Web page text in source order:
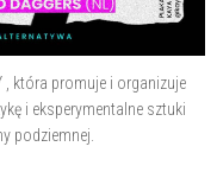
, która promuje i organizuje
i eksperymentalne sztuki
podziemnej.